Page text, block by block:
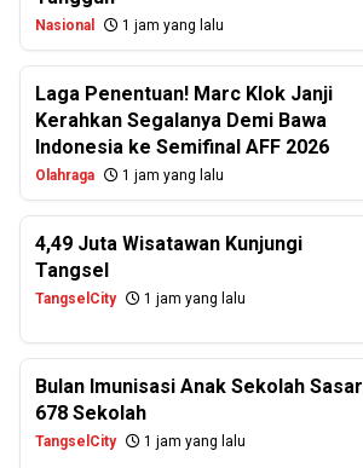
Nasional 1 jam yang lalu
Laga Penentuan! Marc Klok Janji
Kerahkan Segalanya Demi Bawa
Indonesia ke Semifinal AFF 2026
Olahraga 1 jam yang lalu
4,49 Juta Wisatawan Kunjungi
Tangsel
TangselCity 1 jam yang lalu
Bulan Imunisasi Anak Sekolah Sasar
678 Sekolah
TangselCity 1 jam yang lalu